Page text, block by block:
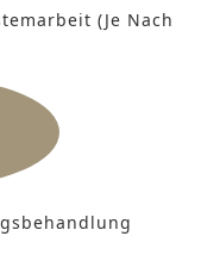
(je Nach